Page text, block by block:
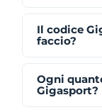
Il codice
faccio?
Ogni
Gigasport?